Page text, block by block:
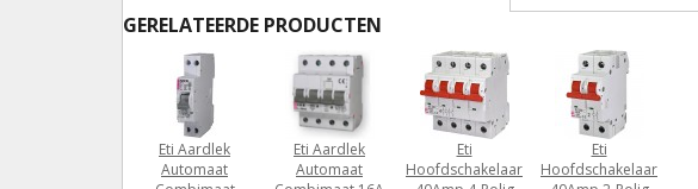
GERELATEERDE PRODUCTEN
Eti Aardlek
Automaat
Eti Aardlek
Automaat
Eti
Hoofdschakelaar
Eti
Hoofdschakelaar